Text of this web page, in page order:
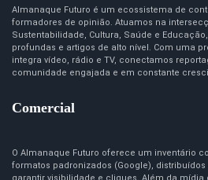
Almanaque Futuro é um ecossistema de
formadores de opinião. Atuamos na
Sustentabilidade, Cultura, Saúde e
profundas e artigos de alto nível. Com uma
integra vídeo, rádio e TV, conectamos
comunidade engajada e em constante
Comercial
O Almanaque Futuro oferece um inventário
formatos padronizados (Google),